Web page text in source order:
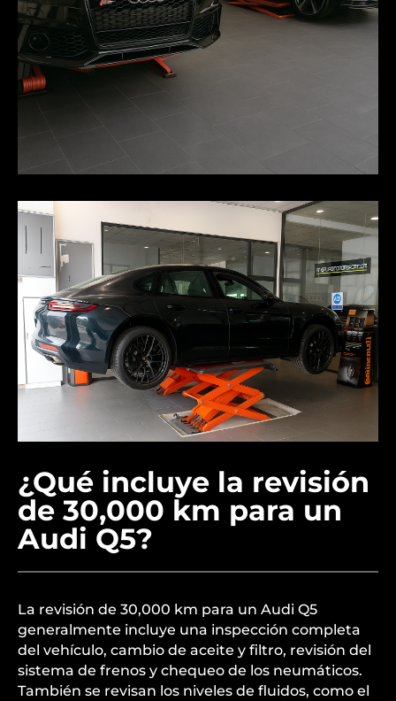
¿Qué incluye la revisión
de 30,000 km para un
Audi Q5?
La revisión de 30,000 km para un Audi Q5
generalmente incluye una inspección completa
del vehículo, cambio de aceite y filtro, revisión del
sistema de frenos y chequeo de los neumáticos.
También se revisan los niveles de fluidos, como el